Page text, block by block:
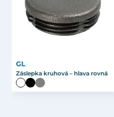
GL
Záslepka kruhová – hlava rovná